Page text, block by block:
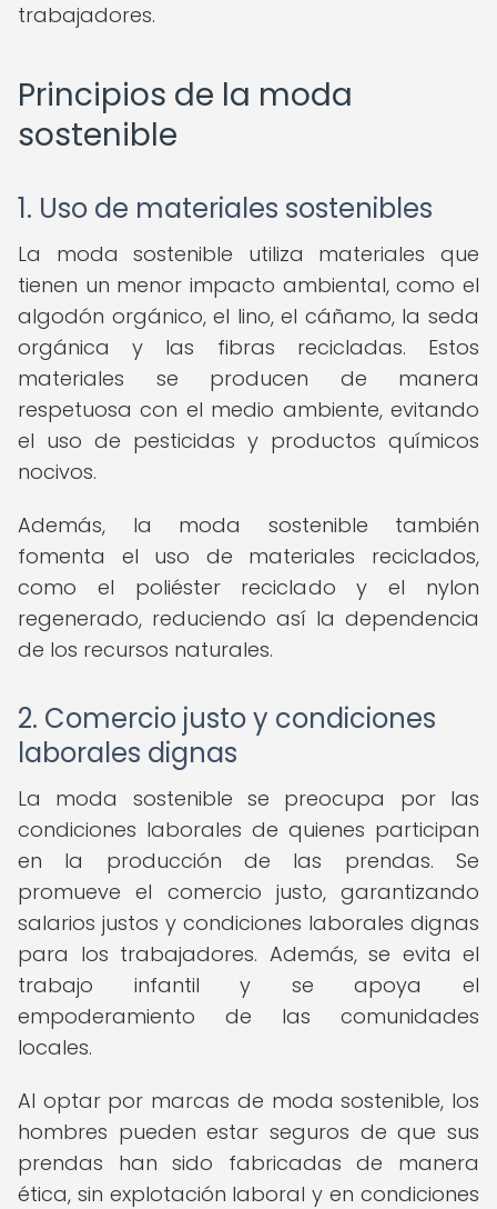
trabajadores.
Principios de la moda
sostenible
1. Uso de materiales sostenibles
La moda sostenible utiliza materiales que
tienen un menor impacto ambiental, como el
algodón orgánico, el lino, el cáñamo, la seda
orgánica y las fibras recicladas. Estos
materiales se producen de manera
respetuosa con el medio ambiente, evitando
el uso de pesticidas y productos químicos
nocivos.
Además, la moda sostenible también
fomenta el uso de materiales reciclados,
como el poliéster reciclado y el nylon
regenerado, reduciendo así la dependencia
de los recursos naturales.
2. Comercio justo y condiciones
laborales dignas
La moda sostenible se preocupa por las
condiciones laborales de quienes participan
en la producción de las prendas. Se
promueve el comercio justo, garantizando
salarios justos y condiciones laborales dignas
para los trabajadores. Además, se evita el
trabajo infantil y se apoya el
empoderamiento de las comunidades
locales.
Al optar por marcas de moda sostenible, los
hombres pueden estar seguros de que sus
prendas han sido fabricadas de manera
ética, sin explotación laboral y en condiciones